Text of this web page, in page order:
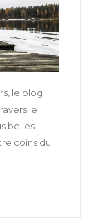
le blog
le
belles
coins du